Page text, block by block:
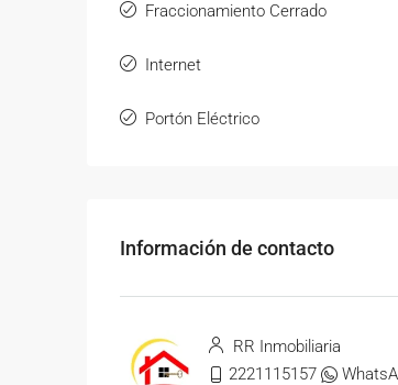
Fraccionamiento Cerrado
Internet
Portón Eléctrico
Información de contacto
RR Inmobiliaria
2221115157